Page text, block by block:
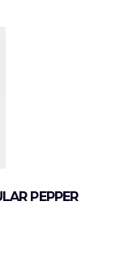
PEPPER